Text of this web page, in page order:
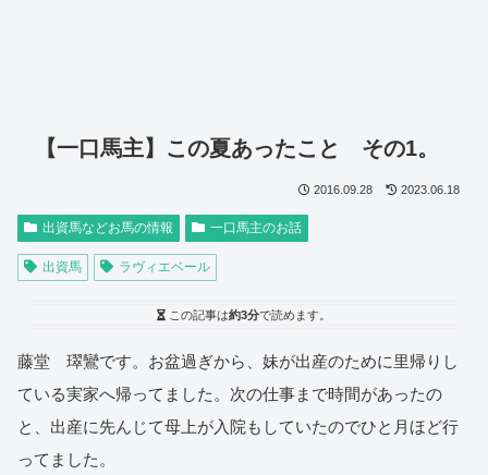
【一口馬主】この夏あったこと その1。
2016.09.28 2023.06.18
出資馬などお馬の情報 一口馬主のお話
出資馬 ラヴィエベール
この記事は約3分で読めます。
藤堂 璻鸞です。お盆過ぎから、妹が出産のために里帰りし
ている実家へ帰ってました。次の仕事まで時間があったの
と、出産に先んじて母上が入院もしていたのでひと月ほど行
ってました。